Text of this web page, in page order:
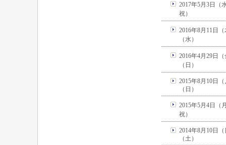
2017年5月3日（
祝）
2016年8月11日
（水）
2016年4月29日
（日）
2015年8月10日
（日）
2015年5月4日（
祝）
2014年8月10日
（土）